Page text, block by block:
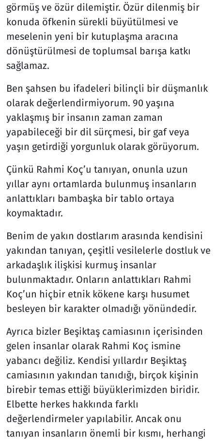
görmüş ve özür dilemiştir. Özür dilenmiş bir
konuda öfkenin sürekli büyütülmesi ve
meselenin yeni bir kutuplaşma aracına
dönüştürülmesi de toplumsal barışa katkı
sağlamaz.
Ben şahsen bu ifadeleri bilinçli bir düşmanlık
olarak değerlendirmiyorum. 90 yaşına
yaklaşmış bir insanın zaman zaman
yapabileceği bir dil sürçmesi, bir gaf veya
yaşın getirdiği yorgunluk olarak görüyorum.
Çünkü Rahmi Koç’u tanıyan, onunla uzun
yıllar aynı ortamlarda bulunmuş insanların
anlattıkları bambaşka bir tablo ortaya
koymaktadır.
Benim de yakın dostlarım arasında kendisini
yakından tanıyan, çeşitli vesilelerle dostluk ve
arkadaşlık ilişkisi kurmuş insanlar
bulunmaktadır. Onların anlattıkları Rahmi
Koç’un hiçbir etnik kökene karşı husumet
besleyen bir karakter olmadığı yönündedir.
Ayrıca bizler Beşiktaş camiasının içerisinden
gelen insanlar olarak Rahmi Koç ismine
yabancı değiliz. Kendisi yıllardır Beşiktaş
camiasının yakından tanıdığı, birçok kişinin
birebir temas ettiği büyüklerimizden biridir.
Elbette herkes hakkında farklı
değerlendirmeler yapılabilir. Ancak onu
tanıyan insanların önemli bir kısmı, herhangi